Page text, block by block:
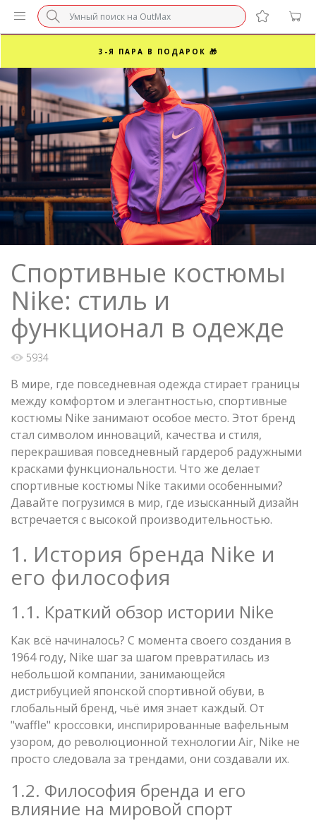
БЕЗ НАЦЕНКИ МАРКЕТПЛЕЙСОВ ⚡ ВАШ РАЗМЕР
3-Я ПАРА В ПОДАРОК 🎁
ПОСЛЕДНИЕ РАЗМЕРЫ ОТ 1500₽⚡️
СУПЕРАКЦИЯ 🔥 2-Я ПАРА -50%
Спортивные костюмы
Nike: стиль и
функционал в одежде
5934
В мире, где повседневная одежда стирает границы
между комфортом и элегантностью, спортивные
костюмы Nike занимают особое место. Этот бренд
стал символом инноваций, качества и стиля,
перекрашивая повседневный гардероб радужными
красками функциональности. Что же делает
спортивные костюмы Nike такими особенными?
Давайте погрузимся в мир, где изысканный дизайн
встречается с высокой производительностью.
1. История бренда Nike и
его философия
1.1. Краткий обзор истории Nike
Как всё начиналось? С момента своего создания в
1964 году, Nike шаг за шагом превратилась из
небольшой компании, занимающейся
дистрибуцией японской спортивной обуви, в
глобальный бренд, чьё имя знает каждый. От
"waffle" кроссовки, инспирированные вафельным
узором, до революционной технологии Air, Nike не
просто следовала за трендами, они создавали их.
1.2. Философия бренда и его
влияние на мировой спорт